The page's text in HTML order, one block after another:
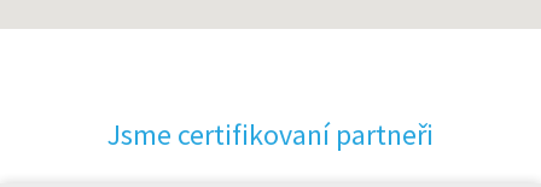
Jsme certifikovaní partneři